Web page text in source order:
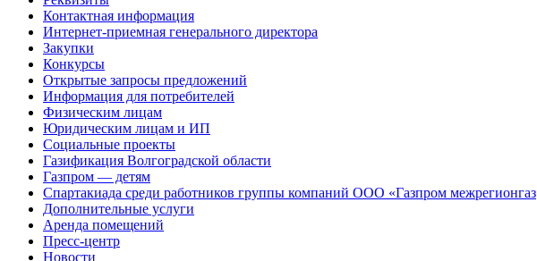
Контактная информация
Интернет-приемная генерального директора
Закупки
Конкурсы
Открытые запросы предложений
Информация для потребителей
Физическим лицам
Юридическим лицам и ИП
Социальные проекты
Газификация Волгоградской области
Газпром — детям
Спартакиада среди работников группы компаний ООО «Газпром межрегионгаз
Дополнительные услуги
Аренда помещений
Пресс-центр
Новости